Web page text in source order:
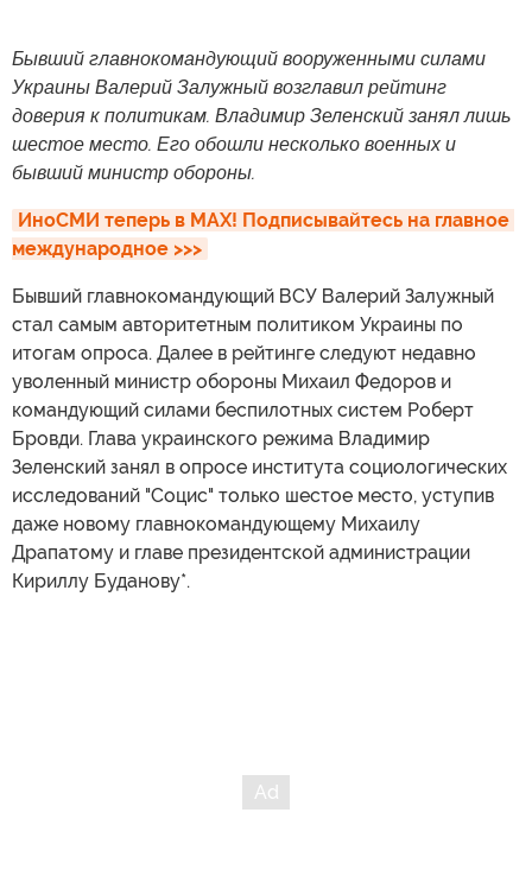
Бывший главнокомандующий вооруженными силами
Украины Валерий Залужный возглавил рейтинг
доверия к политикам. Владимир Зеленский занял лишь
шестое место. Его обошли несколько военных и
бывший министр обороны.
ИноСМИ теперь в MAX! Подписывайтесь на главное
международное >>>
Бывший главнокомандующий ВСУ Валерий Залужный
стал самым авторитетным политиком Украины по
итогам опроса. Далее в рейтинге следуют недавно
уволенный министр обороны Михаил Федоров и
командующий силами беспилотных систем Роберт
Бровди. Глава украинского режима Владимир
Зеленский занял в опросе института социологических
исследований "Социс" только шестое место, уступив
даже новому главнокомандующему Михаилу
Драпатому и главе президентской администрации
Кириллу Буданову*.